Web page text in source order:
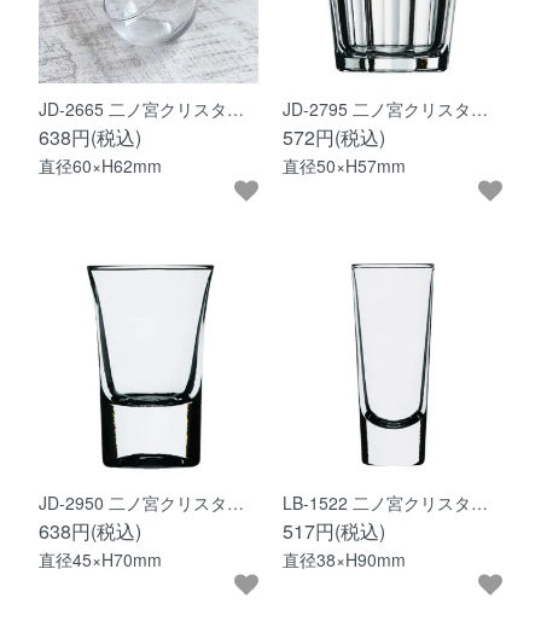
JD-2665 二ノ宮クリスタ…
638円(税込)
直径60×H62mm
JD-2795 二ノ宮クリスタ…
572円(税込)
直径50×H57mm
JD-2950 二ノ宮クリスタ…
638円(税込)
直径45×H70mm
LB-1522 二ノ宮クリスタ…
517円(税込)
直径38×H90mm